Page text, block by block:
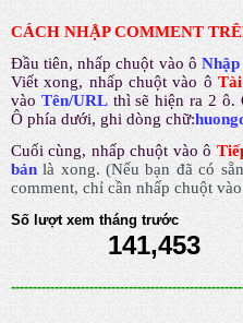
CÁCH NHẬP COMMENT
Đầu tiên, nhấp chuột vào ô Nhập
Viết xong, nhấp chuột vào ô
vào Tên/URL thì sẽ hiện ra 2 ô.
Ô phía dưới, ghi dòng chữ:
Cuối cùng, nhấp chuột vào ô
bản là xong.(Nếu bạn đã có
comment, chỉ cần nhấp chuột
Số lượt xem tháng trước
141,453